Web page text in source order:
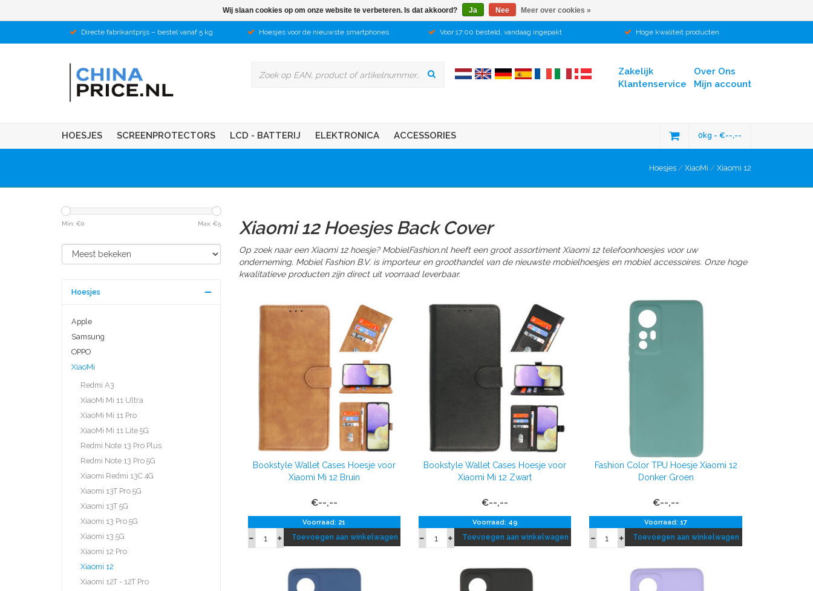
Directe fabrikantprijs – bestel vanaf 5 kg Hoesjes voor de nieuwste smartphones Voor 17:00 besteld, vandaag ingepakt Hoge kwaliteit producten
Over Ons
Mijn account
Zakelijk
Klantenservice
HOESJES SCREENPROTECTORS LCD - BATTERIJ ELEKTRONICA ACCESSORIES 0kg - €--,--
Hoesjes / XiaoMi / Xiaomi 12
Min: €0 Max: €5
Hoesjes
Apple
Samsung
OPPO
XiaoMi
Redmi A3
XiaoMi Mi 11 Ultra
XiaoMi Mi 11 Pro
XiaoMi Mi 11 Lite 5G
Redmi Note 13 Pro Plus
Redmi Note 13 Pro 5G
Xiaomi Redmi 13C 4G
Xiaomi 13T Pro 5G
Xiaomi 13T 5G
Xiaomi 13 Pro 5G
Xiaomi 13 5G
Xiaomi 12 Pro
Xiaomi 12
Xiaomi 12T - 12T Pro
Xiaomi 12 Hoesjes Back Cover
Op zoek naar een Xiaomi 12 hoesje? MobielFashion.nl heeft een groot assortiment Xiaomi 12 telefoonhoesjes voor uw
onderneming. Mobiel Fashion B.V. is importeur en groothandel van de nieuwste mobielhoesjes en mobiel accessoires. Onze hoge
kwalitatieve producten zijn direct uit voorraad leverbaar.
Bookstyle Wallet Cases Hoesje voor
Xiaomi Mi 12 Bruin
€--,--
Voorraad: 21
Toevoegen aan winkelwagen
Bookstyle Wallet Cases Hoesje voor
Xiaomi Mi 12 Zwart
€--,--
Voorraad: 49
Toevoegen aan winkelwagen
Fashion Color TPU Hoesje Xiaomi 12
Donker Groen
€--,--
Voorraad: 17
Toevoegen aan winkelwagen
Wij slaan cookies op om onze website te verbeteren. Is dat akkoord? Ja Nee Meer over cookies »